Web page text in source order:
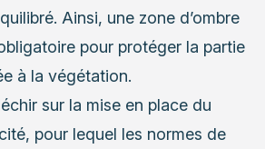
Ainsi, une zone d’ombre
pour protéger la partie
à la végétation.
sur la mise en place du
pour lequel les normes de